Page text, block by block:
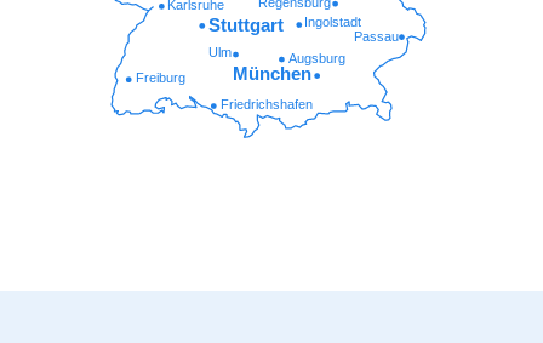
Friedrichshafen
Freiburg
Augsburg
Ulm
Passau
Ingolstadt
Karlsruhe
München
Stuttgart